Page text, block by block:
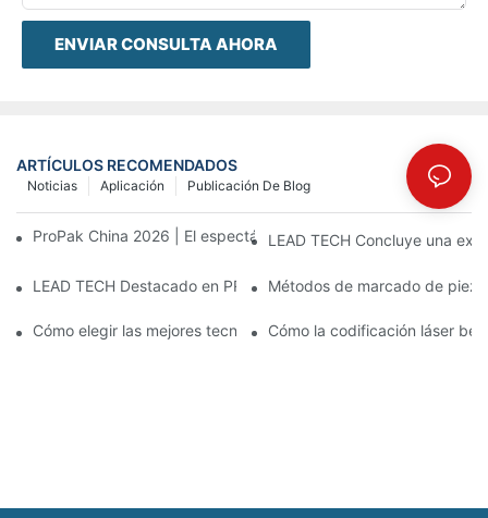
ENVIAR CONSULTA AHORA
ARTÍCULOS RECOMENDADOS
Publicación De Blog
Aplicación
Noticias
ProPak China 2026 | El espectáculo termina, nuestro servicio
LEAD TECH Concluye una
LEAD TECH Destacado en PR Newswire: Presentación de
Métodos de marcado de
Cómo elegir las mejores tecnologías para la codificación y el
Cómo la codificación láser